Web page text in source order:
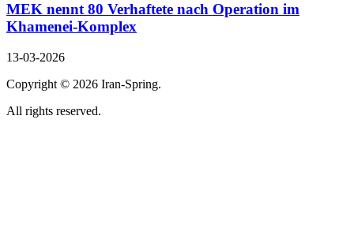
MEK nennt 80 Verhaftete nach Operation im
Khamenei-Komplex
13-03-2026
Copyright © 2026 Iran-Spring.
All rights reserved.